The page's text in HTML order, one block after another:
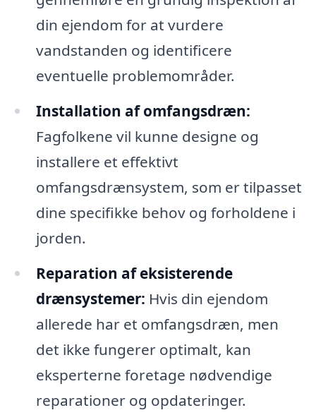
din ejendom for at vurdere
vandstanden og identificere
eventuelle problemområder.
Installation af omfangsdræn:
Fagfolkene vil kunne designe og
installere et effektivt
omfangsdrænsystem, som er tilpasset
dine specifikke behov og forholdene i
jorden.
Reparation af eksisterende
drænsystemer: Hvis din ejendom
allerede har et omfangsdræn, men
det ikke fungerer optimalt, kan
eksperterne foretage nødvendige
reparationer og opdateringer.